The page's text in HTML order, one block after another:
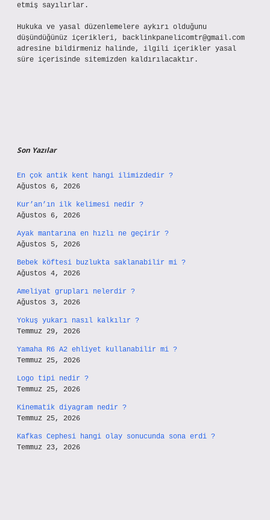
etmiş sayılırlar.
Hukuka ve yasal düzenlemelere aykırı olduğunu
düşündüğünüz içerikleri, backlinkpanelicomtr@gmail.com
adresine bildirmeniz halinde, ilgili içerikler yasal
süre içerisinde sitemizden kaldırılacaktır.
Son Yazılar
En çok antik kent hangi ilimizdedir ?
Ağustos 6, 2026
Kur’an’ın ilk kelimesi nedir ?
Ağustos 6, 2026
Ayak mantarına en hızlı ne geçirir ?
Ağustos 5, 2026
Bebek köftesi buzlukta saklanabilir mi ?
Ağustos 4, 2026
Ameliyat grupları nelerdir ?
Ağustos 3, 2026
Yokuş yukarı nasıl kalkılır ?
Temmuz 29, 2026
Yamaha R6 A2 ehliyet kullanabilir mi ?
Temmuz 25, 2026
Logo tipi nedir ?
Temmuz 25, 2026
Kinematik diyagram nedir ?
Temmuz 25, 2026
Kafkas Cephesi hangi olay sonucunda sona erdi ?
Temmuz 23, 2026